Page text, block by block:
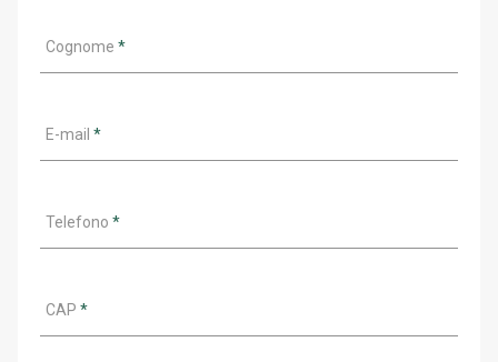
Cognome *
E-mail *
Telefono *
CAP *